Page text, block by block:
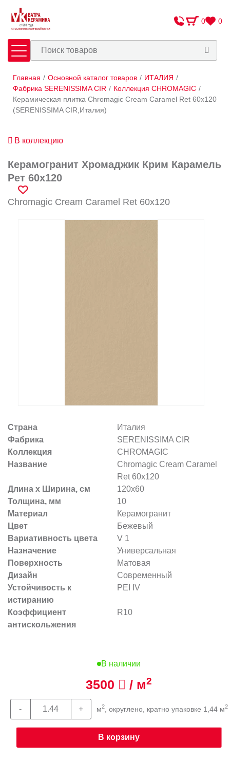
0 0
Плитка Сантехника
Оплата и доставка
Контакты
Главная / Основной каталог товаров / ИТАЛИЯ /
Фабрика SERENISSIMA CIR / Коллекция CHROMAGIC /
Керамическая плитка Chromagic Cream Caramel Ret 60х120
(SERENISSIMA CIR,Италия)
В коллекцию
Керамогранит Хромаджик Крим Карамель
Рет 60х120
Chromagic Cream Caramel Ret 60х120
Страна
Италия
Фабрика
SERENISSIMA CIR
Коллекция
CHROMAGIC
Название
Chromagic Cream Caramel
Ret 60х120
Длина х Ширина, см
120x60
Толщина, мм
10
Материал
Керамогранит
Цвет
Бежевый
Вариативность цвета
V 1
Назначение
Универсальная
Поверхность
Матовая
Дизайн
Современный
Устойчивость к
истиранию
PEI IV
Коэффициент
антискольжения
R10
В наличии
3500 / м2
м2, округлено, кратно упаковке 1,44 м2
В корзину